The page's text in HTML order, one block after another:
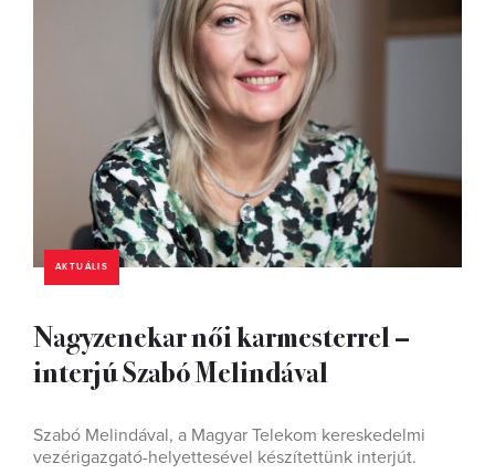
AKTUÁLIS
Nagyzenekar női karmesterrel –
interjú Szabó Melindával
Szabó Melindával, a Magyar Telekom kereskedelmi
vezérigazgató-helyettesével készítettünk interjút.